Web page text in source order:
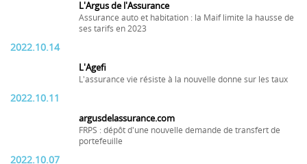
L'Argus de l'Assurance
Assurance auto et habitation : la Maif limite la hausse de
ses tarifs en 2023
2022.10.14
L'Agefi
L'assurance vie résiste à la nouvelle donne sur les taux
2022.10.11
argusdelassurance.com
FRPS : dépôt d'une nouvelle demande de transfert de
portefeuille
2022.10.07